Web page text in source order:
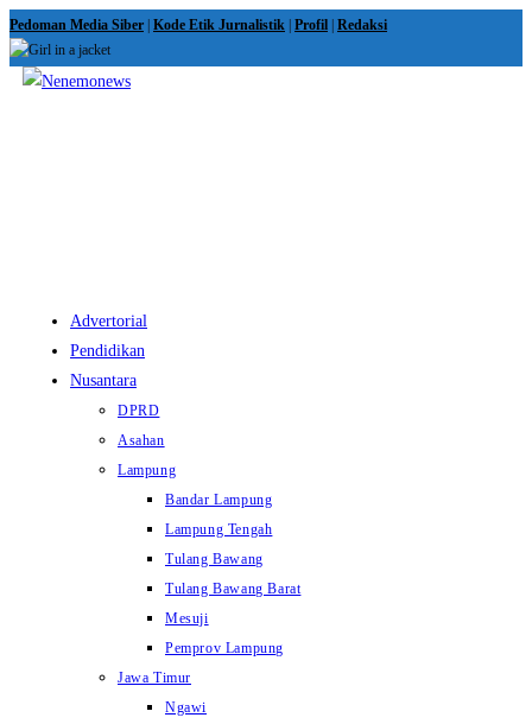
Skip
to
content
Pedoman Media Siber Kode Etik Jurnalistik Profil Redaksi
Advertorial
Pendidikan
Nusantara
DPRD
Asahan
Lampung
Bandar Lampung
Lampung Tengah
Tulang Bawang
Tulang Bawang Barat
Mesuji
Pemprov Lampung
Jawa Timur
Ngawi